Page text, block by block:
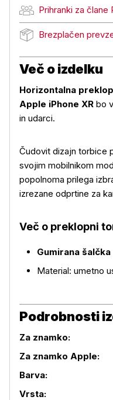
Prihranki za člane
Prihranki za člane
Brezplačen
Brezplačen prevzem
Več o izdelku
Več o izdelku
Horizontalna
Apple iPhone XR bo
in udarci.
Čudovit dizajn torbice
svojim mobilnikom
popolnoma prilega
izrezane odprtine za
Več o preklopni
Gumirana šalčka
Material: umetno
Podrobnosti
Podrobnosti izdelka
Za znamko:
Za znamko Apple:
Barva:
Vrsta: